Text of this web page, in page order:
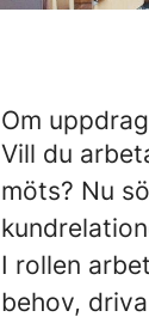
Om
Vill du
möts? Nu
I rollen
behov,